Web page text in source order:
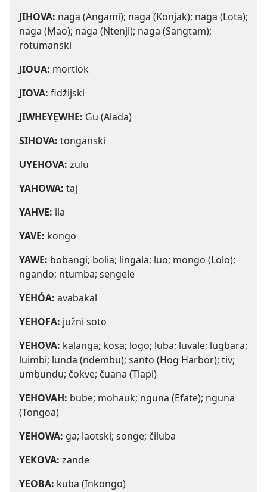
JIHOVA: naga (Angami); naga (Konjak); naga (Lota);
naga (Mao); naga (Ntenji); naga (Sangtam);
rotumanski
JIOUA: mortlok
JIOVA: fidžijski
JIWHEYẸWHE: Gu (Alada)
SIHOVA: tonganski
UYEHOVA: zulu
YAHOWA: taj
YAHVE: ila
YAVE: kongo
YAWE: bobangi; bolia; lingala; luo; mongo (Lolo);
ngando; ntumba; sengele
YEHÓA: avabakal
YEHOFA: južni soto
YEHOVA: kalanga; kosa; logo; luba; luvale; lugbara;
luimbi; lunda (ndembu); santo (Hog Harbor); tiv;
umbundu; čokve; čuana (Tlapi)
YEHOVAH: bube; mohauk; nguna (Efate); nguna
(Tongoa)
YEHOWA: ga; laotski; songe; čiluba
YEKOVA: zande
YEOBA: kuba (Inkongo)